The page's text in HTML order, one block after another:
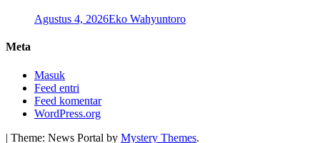
Agustus 4, 2026Eko Wahyuntoro
Meta
Masuk
Feed entri
Feed komentar
WordPress.org
| Theme: News Portal by Mystery Themes.